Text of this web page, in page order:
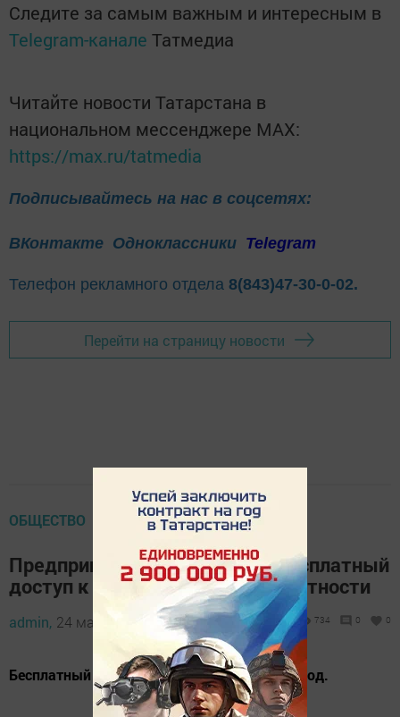
Следите за самым важным и интересным в
Telegram-канале Татмедиа
Читайте новости Татарстана в
национальном мессенджере MАХ:
https://max.ru/tatmedia
Подписывайтесь на нас в соцсетях:
ВКонтакте Одноклассники Telegram
Телефон рекламного отдела 8(843)47-30-0-02.
Перейти на страницу новости
ОБЩЕСТВО
Предпринимателям РТ дали бесплатный
доступ к сервису цифровой отчетности
admin, 24 марта 2024 - 10:04 734 0 0
Бесплатный доступ доступ даётся на один год.